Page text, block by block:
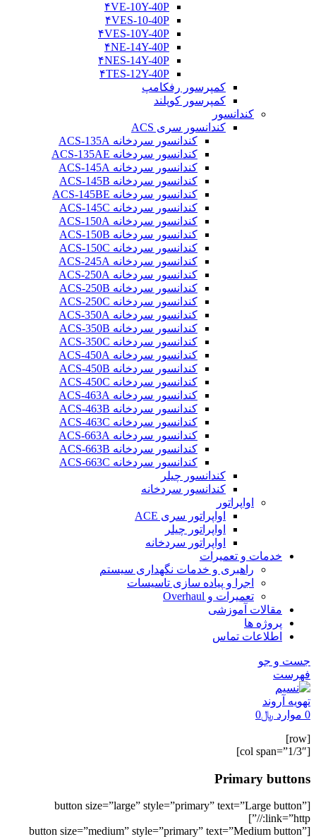
۴VE-10Y-40P
۴VES-10-40P
۴VES-10Y-40P
۴NE-14Y-40P
۴NES-14Y-40P
۴TES-12Y-40P
کمپرسور رفکامپ
کمپرسور کوپلند
کندانسور
کندانسور سری ACS
کندانسور سردخانه ACS-135A
کندانسور سردخانه ACS-135AE
کندانسور سردخانه ACS-145A
کندانسور سردخانه ACS-145B
کندانسور سردخانه ACS-145BE
کندانسور سردخانه ACS-145C
کندانسور سردخانه ACS-150A
کندانسور سردخانه ACS-150B
کندانسور سردخانه ACS-150C
کندانسور سردخانه ACS-245A
کندانسور سردخانه ACS-250A
کندانسور سردخانه ACS-250B
کندانسور سردخانه ACS-250C
کندانسور سردخانه ACS-350A
کندانسور سردخانه ACS-350B
کندانسور سردخانه ACS-350C
کندانسور سردخانه ACS-450A
کندانسور سردخانه ACS-450B
کندانسور سردخانه ACS-450C
کندانسور سردخانه ACS-463A
کندانسور سردخانه ACS-463B
کندانسور سردخانه ACS-463C
کندانسور سردخانه ACS-663A
کندانسور سردخانه ACS-663B
کندانسور سردخانه ACS-663C
کندانسور چیلر
کندانسور سردخانه
اواپراتور
اواپراتور سری ACE
اواپراتور چیلر
اواپراتور سردخانه
خدمات و تعمیرات
راهبری و خدمات نگهداری سیستم
اجرا و پیاده سازی تاسیسات
تعمیرات و Overhaul
مقالات آموزشی
پروژه ها
اطلاعات تماس
جست و جو
فهرست
0 موارد ﷼0
[row]
[col span=”1/3″]
Primary buttons
[button size=”large” style=”primary” text=”Large button”
link=”http://”]
[button size=”medium” style=”primary” text=”Medium button”